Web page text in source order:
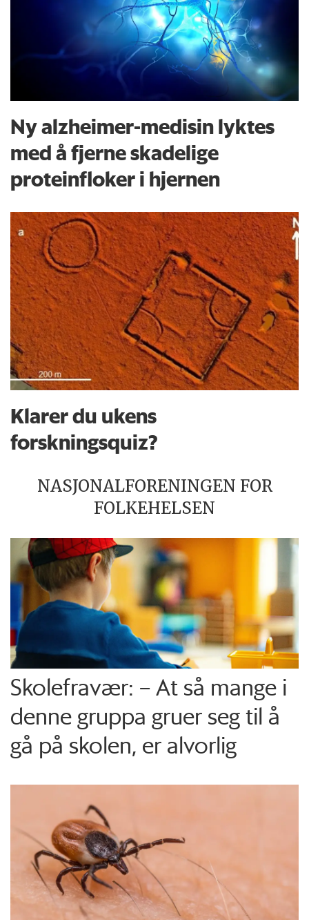
Ny alzheimer-medisin lyktes
med å fjerne skadelige
proteinfloker i hjernen
Klarer du ukens
forskningsquiz?
NASJONALFORENINGEN FOR
FOLKEHELSEN
Skolefravær: – At så mange i
denne gruppa gruer seg til å
gå på skolen, er alvorlig